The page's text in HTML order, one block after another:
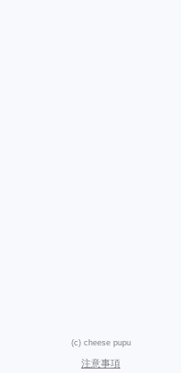
(c) cheese pupu
注意事項